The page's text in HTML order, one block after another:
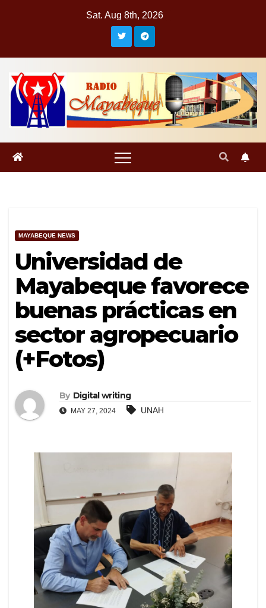
Sat. Aug 8th, 2026
MAYABEQUE NEWS
Universidad de
Mayabeque favorece
buenas prácticas en
sector agropecuario
(+Fotos)
By Digital writing
MAY 27, 2024 UNAH